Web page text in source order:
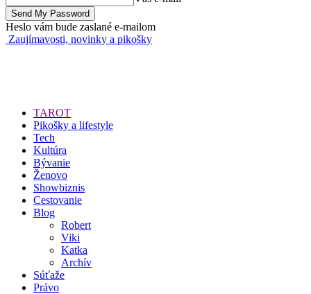
Heslo vám bude zaslané e-mailom
Zaujímavosti, novinky a pikošky
TAROT
Pikošky a lifestyle
Tech
Kultúra
Bývanie
Ženovo
Showbiznis
Cestovanie
Blog
Robert
Viki
Katka
Archív
Súťaže
Právo